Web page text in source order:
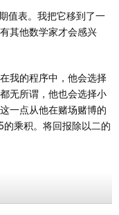
值表。我把它移到了一
其他数学家才会感兴
我的程序中，他会选择
无所谓，他也会选择小
一点从他在赌场赌博的
乘积。将回报除以二的